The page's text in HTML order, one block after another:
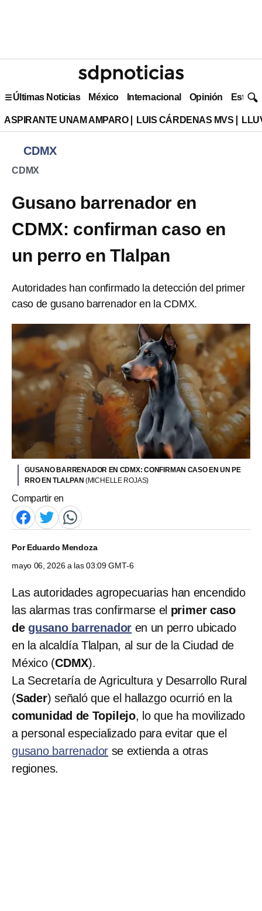
Últimas Noticias México Internacional Opinión Estilo
ASPIRANTE UNAM AMPARO LUIS CÁRDENAS MVS
CDMX
CDMX
Gusano barrenador en
CDMX: confirman caso en
un perro en Tlalpan
Autoridades han confirmado la detección del primer
caso de gusano barrenador en la CDMX.
GUSANO BARRENADOR EN CDMX: CONFIRMAN CASO EN UN PE
RRO EN TLALPAN (MICHELLE ROJAS)
Compartir en
PorEduardo Mendoza
mayo 06, 2026 a las 03:09 GMT-6
Las autoridades agropecuarias han encendido
las alarmas tras confirmarse el primer caso
de gusano barrenador en un perro ubicado
en la alcaldía Tlalpan, al sur de la Ciudad de
México (CDMX).
La Secretaría de Agricultura y Desarrollo Rural
(Sader) señaló que el hallazgo ocurrió en la
comunidad de Topilejo, lo que ha movilizado
a personal especializado para evitar que el
gusano barrenador se extienda a otras
regiones.